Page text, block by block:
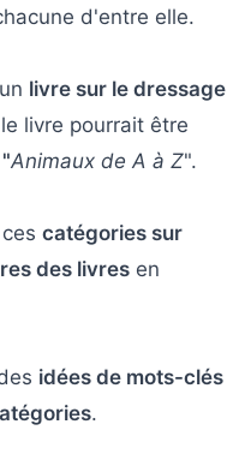
d'entre elle.
livre sur le dressage
livre pourrait être
"Animaux de A à Z".
catégories sur
des livres en
idées de mots-clés
.